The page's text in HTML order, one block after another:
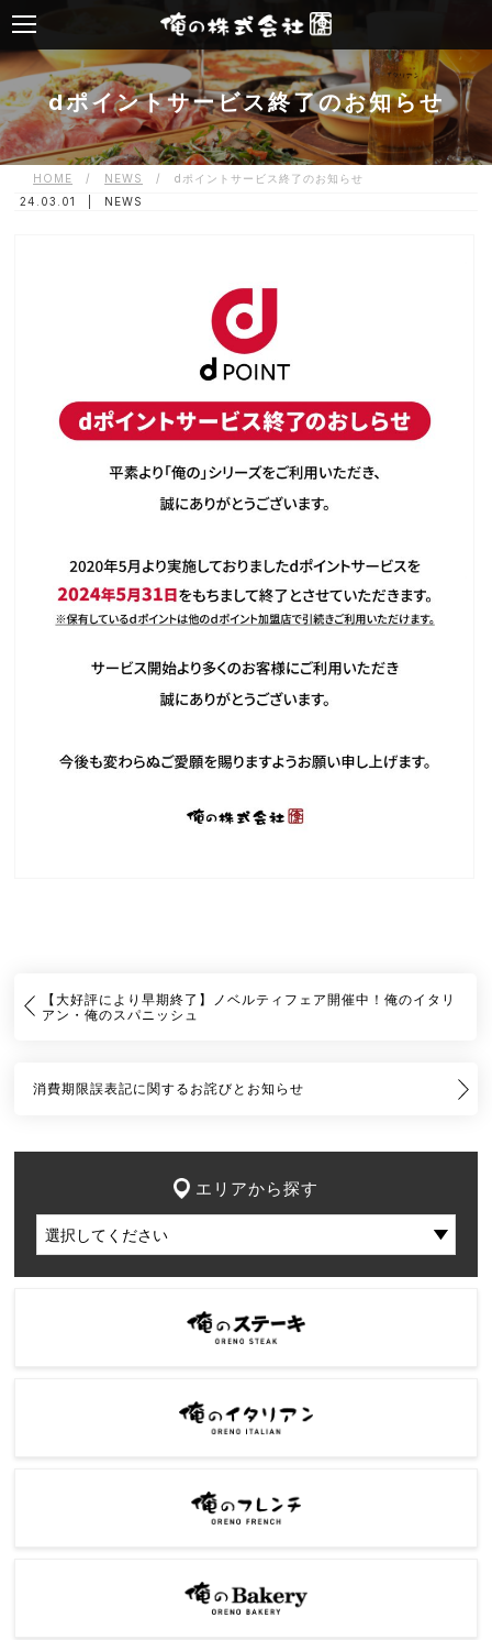
dポイントサービス終了のお知らせ
HOME / NEWS /
dポイントサービス終了のお知らせ
24.03.01 |
NEWS
【大好評により早期終了】ノベルティフェア開催中！俺のイタリ
アン・俺のスパニッシュ
消費期限誤表記に関するお詫びとお知らせ
エリアから探す